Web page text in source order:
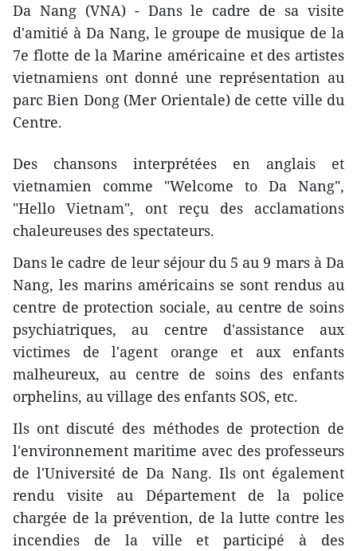
Da Nang (VNA) - Dans le cadre de ​sa visite
d'amitié à Da Nang, le groupe de musique de la
7e flotte de la Marine américaine et des artistes
vietnamiens ont donné une représentation au
parc Bien Dong (Mer Orientale) de cette ville du
Centre.
Des chansons interprétées en anglais et
vietnamien comme "Welcome to Da Nang",
"Hello Vietnam", ont reçu des acclamations
chaleureuses des spectateurs.
Dans le cadre de leur séjour du 5 au 9 mars à Da
Nang, les marins américains se sont rendus au
centre de protection sociale, au centre de soins
psychiatriques, au centre d'assistance aux
victimes de l'agent orange et aux enfants
malheureux, au centre de soins des enfants
orphelins, au village des enfants SOS, etc.
Ils ont discuté des méthodes ​de protection de
l'environnement maritime avec ​des professeurs
de l'Université de Da Nang. Ils ont également
rendu visite au Département de la police
chargée de la prévention, de la lutte contre les
incendies de la ville et participé à des